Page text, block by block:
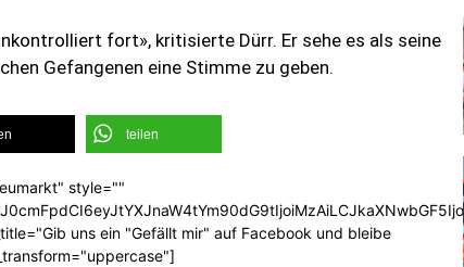
fort», kritisierte Dürr. Er sehe es als seine
Gefangenen eine Stimme zu geben.
teilen
style=""
uns ein "Gefällt mir" auf Facebook und bleibe